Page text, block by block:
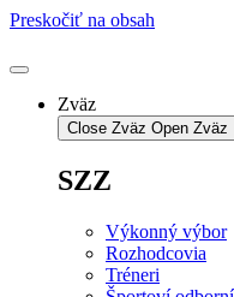
Preskočiť na obsah
Zväz
Close Zväz Open Zväz
SZZ
Výkonný výbor
Rozhodcovia
Tréneri